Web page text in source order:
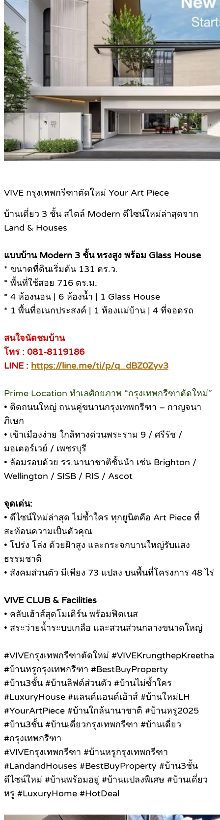
VIVE กรุงเทพกรีฑาตัดใหม่ Your Art Piece
บ้านเดี่ยว 3 ชั้น สไตล์ Modern ดีไซน์ใหม่ล่าสุดจาก
Land & Houses
แบบบ้าน Modern 3 ชั้น ทรงสูง พร้อม Glass House
* ขนาดที่ดินเริ่มต้น 131 ตร.ว.
* พื้นที่ใช้สอย 716 ตร.ม.
* 4 ห้องนอน | 6 ห้องน้ำ | 1 Glass House
* 1 พื้นที่อเนกประสงค์ | 1 ห้องแม่บ้าน | 4 ที่จอดรถ
สนใจนัดชมบ้าน
โทร : 081-8119186
LINE : https://line.me/ti/p/q_dBZ0Zyv3
Prime Location ทำเลศักยภาพ “กรุงเทพกรีฑาตัดใหม่”
• ติดถนนใหญ่ ถนนคู่ขนานกรุงเทพกรีฑา – กาญจนา
ภิเษก
• เข้าเมืองง่าย ใกล้ทางด่วนพระราม 9 / ศรีรัช /
มอเตอร์เวย์ / เพชรบุรี
• ล้อมรอบด้วย รร.นานาชาติชั้นนำ เช่น Brighton /
Wellington / SISB / RIS / Ascot
จุดเด่น:
• ดีไซน์ใหม่ล่าสุด ไม่ซ้ำใคร ทุกยูนิตคือ Art Piece ที่
สะท้อนความเป็นตัวคุณ
• โปร่ง โล่ง ด้วยฝ้าสูง และกระจกบานใหญ่รับแสง
ธรรมชาติ
• สังคมส่วนตัว มีเพียง 73 แปลง บนพื้นที่โครงการ 48 ไร่
VIVE CLUB & Facilities
• คลับเฮ้าส์สุดโมเดิร์น พร้อมฟิตเนส
• สระว่ายน้ำระบบเกลือ และสวนส่วนกลางขนาดใหญ่
#VIVEกรุงเทพกรีฑาตัดใหม่ #VIVEKrungthepKreetha
#บ้านหรูกรุงเทพกรีฑา #BestBuyProperty
#บ้าน3ชั้น #บ้านลิฟต์ส่วนตัว #บ้านไม่ซ้ำใคร
#LuxuryHouse #แลนด์แอนด์เฮ้าส์ #บ้านใหม่LH
#YourArtPiece #บ้านใกล้นานาชาติ #บ้านหรู2025
#บ้าน3ชั้น #บ้านเดี่ยวกรุงเทพกรีฑา #บ้านเดี่ยว
#กรุงเทพกรีฑา
#VIVEกรุงเทพกรีฑา #บ้านหรูกรุงเทพกรีฑา
#LandandHouses #BestBuyProperty #บ้าน3ชั้น
ดีไซน์ใหม่ #บ้านพร้อมอยู่ #บ้านแปลงพิเศษ #บ้านเดี่ยว
หรู #LuxuryHome #HotDeal